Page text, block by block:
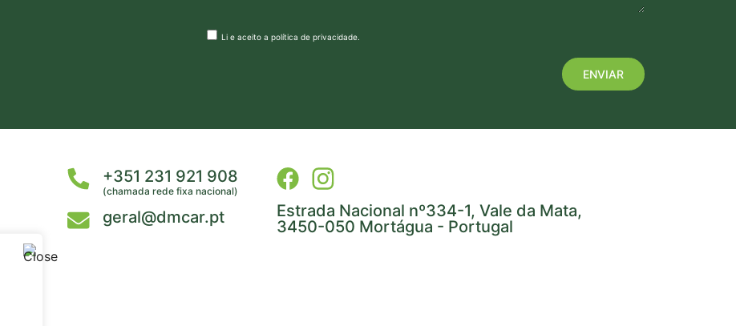
Li e aceito a política de privacidade
+351 231 921 908
(chamada rede fixa nacional)
geral@dmcar.pt
Estrada Nacional nº334-1, Vale da Mata,
3450-050 Mortágua - Portugal